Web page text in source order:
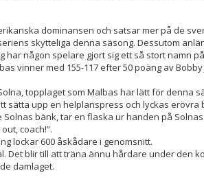
dominansen och satsar mer på de
skytteliga denna säsong. Dessutom
någon spelare gjort sig ett så stort namn
vinner med 155-117 efter 50 poäng av Bobby
topplaget som Malbas har lätt för denna
sätta upp en helplanspress och lyckas erövra
bänk, tar en flaska ur handen på Solnas
coach!”.
lockar 600 åskådare i genomsnitt.
Det blir till att träna ännu hårdare under den
damlaget.